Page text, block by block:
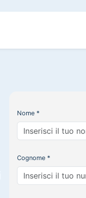
Nome *
Cognome *